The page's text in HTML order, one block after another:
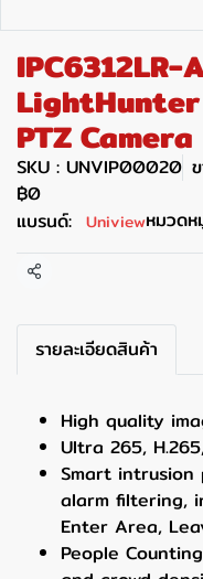
IPC6312LR-
LightHunter
PTZ Camera
SKU : UNVIP00020
฿0
แบรนด์: Univiewหมวดห
แชร์
รายละเอียดสินค้า
High quality
Ultra 265,
Smart
alarm filtering,
Enter Area,
People